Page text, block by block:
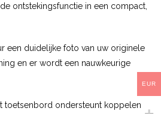
ontstekingsfunctie in een compact,
een duidelijke foto van uw originele
en er wordt een nauwkeurige
toetsenbord ondersteunt koppelen
EUR